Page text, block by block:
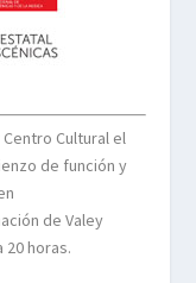
Cultural el
de función y
de Valey
20 horas.